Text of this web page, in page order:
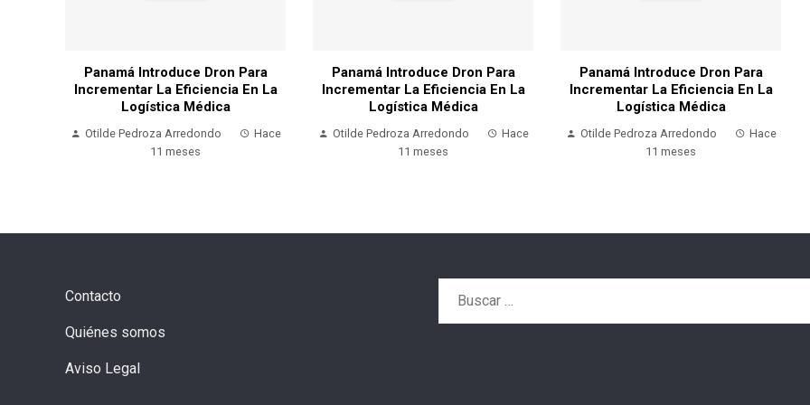
Panamá Introduce Dron Para
Incrementar La Eficiencia En La
Logística Médica
Otilde Pedroza Arredondo
Hace
11 meses
Panamá Introduce Dron Para
Incrementar La Eficiencia En La
Logística Médica
Otilde Pedroza Arredondo
Hace
11 meses
Panamá Introduce Dron Para
Incrementar La Eficiencia En La
Logística Médica
Otilde Pedroza Arredondo
Hace
11 meses
Contacto
Quiénes somos
Aviso Legal